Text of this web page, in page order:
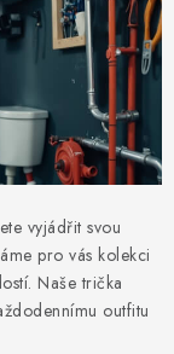
vyjádřit svou
pro vás kolekci
Naše trička
outfitu